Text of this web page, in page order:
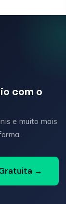
com o
e muito mais
→